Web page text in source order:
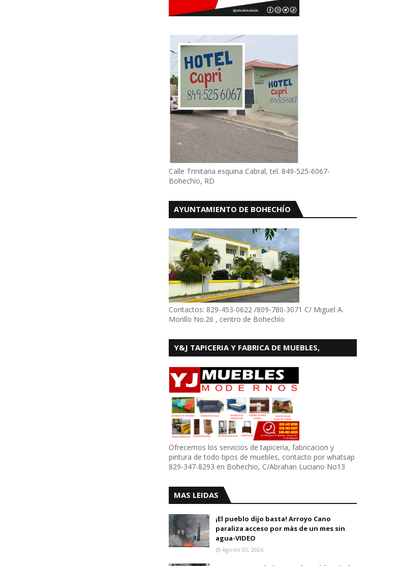
Calle Trinitaria esquina Cabral, tel. 849-525-6067-
Bohechio, RD
AYUNTAMIENTO DE BOHECHÍO
Contactos: 829-453-0622 /809-780-3071 C/ Miguel A.
Morillo No.26 , centro de Bohechío
Y&J TAPICERIA Y FABRICA DE MUEBLES,
Ofrecemos los servicios de tapiceria, fabricacion y
pintura de todo tipos de muebles, contacto por whatsap
829-347-8293 en Bohechio, C/Abrahan Luciano No13
MAS LEIDAS
¡El pueblo dijo basta! Arroyo Cano
paraliza acceso por màs de un mes sin
agua-VIDEO
Agosto 03, 2026